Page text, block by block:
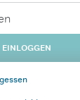
EINLOGGEN